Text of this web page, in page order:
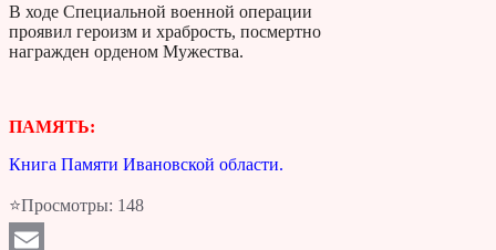
В ходе Специальной военной операции
проявил героизм и храбрость, посмертно
награжден орденом Мужества.
ПАМЯТЬ:
Книга Памяти Ивановской области.
⭐Просмотры: 148